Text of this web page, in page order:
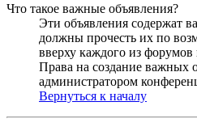
Что такое важные объявления?
Эти объявления содержат
должны прочесть их по
вверху каждого из
Права на создание важных
администратором
Вернуться к началу